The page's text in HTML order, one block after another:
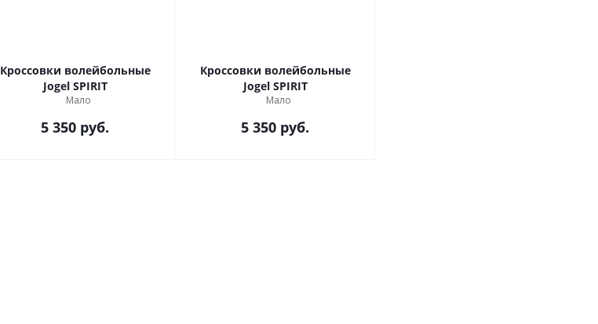
Кроссовки волейбольные
Jogel SPIRIT
Мало
5 350 руб.
Кроссовки волейбольные
Jogel SPIRIT
Мало
5 350 руб.